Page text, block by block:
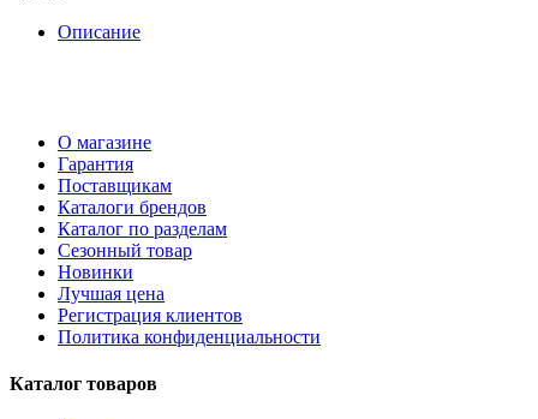
Описание
О магазине
Гарантия
Поставщикам
Каталоги брендов
Каталог по разделам
Сезонный товар
Новинки
Лучшая цена
Регистрация клиентов
Политика конфиденциальности
Каталог товаров